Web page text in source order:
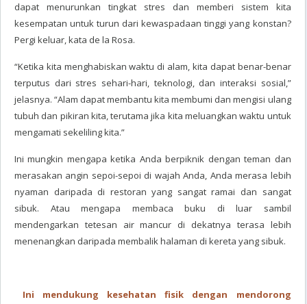
dapat menurunkan tingkat stres dan memberi sistem kita
kesempatan untuk turun dari kewaspadaan tinggi yang konstan?
Pergi keluar, kata de la Rosa.
“Ketika kita menghabiskan waktu di alam, kita dapat benar-benar
terputus dari stres sehari-hari, teknologi, dan interaksi sosial,”
jelasnya. “Alam dapat membantu kita membumi dan mengisi ulang
tubuh dan pikiran kita, terutama jika kita meluangkan waktu untuk
mengamati sekeliling kita.”
Ini mungkin mengapa ketika Anda berpiknik dengan teman dan
merasakan angin sepoi-sepoi di wajah Anda, Anda merasa lebih
nyaman daripada di restoran yang sangat ramai dan sangat
sibuk. Atau mengapa membaca buku di luar sambil
mendengarkan tetesan air mancur di dekatnya terasa lebih
menenangkan daripada membalik halaman di kereta yang sibuk.
Ini mendukung kesehatan fisik dengan mendorong